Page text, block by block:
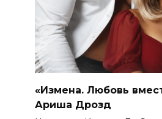
«Измена. Любовь
Ариша Дрозд